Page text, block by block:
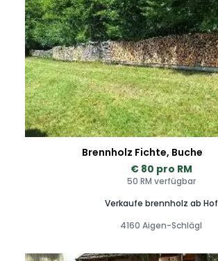
Brennholz Fichte, Buche
€ 80 pro RM
50 RM verfügbar
Verkaufe brennholz ab Hof
4160 Aigen-Schlägl